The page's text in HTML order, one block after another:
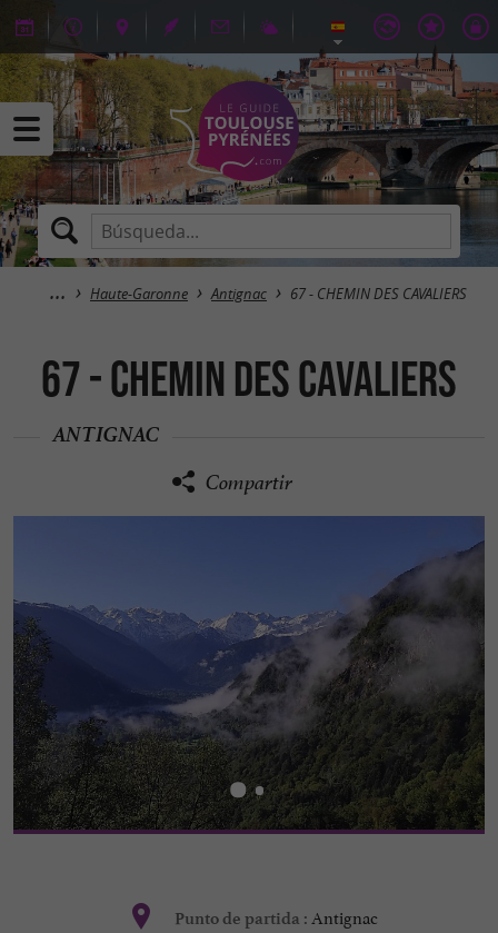
Haute-Garonne Antignac 67 - CHEMIN DES CAVALIERS
67 - CHEMIN DES CAVALIERS
ANTIGNAC
Compartir
Punto de partida : Antignac